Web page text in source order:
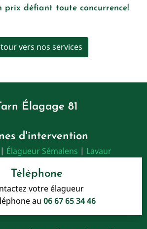
prix défiant toute concurrence!
vers nos services
Élagage 81
d'intervention
| Élagueur Sémalens | Lavaur
Téléphone
votre élagueur
au 06 67 65 34 46